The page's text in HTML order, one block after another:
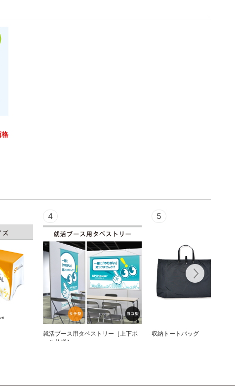
格
4
就活ブース用タペストリー［上下ポ
ール仕様］
5
収納トートバッグ